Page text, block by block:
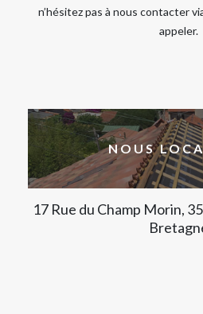
n’hésitez pas à nous contacter
appeler.
NOUS
17 Rue du Champ Morin,